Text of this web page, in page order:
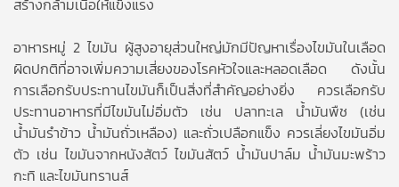
สร้างกล้ามเนื้อให้แข็งแรง
อาหารหมู่ 2 ไขมัน ผู้สูงอายุส่วนใหญ่มักมีปัญหาเรื่องไขมันในเลือด
ผิดปกติที่อาจเพิ่มความเสี่ยงของโรคหัวใจและหลอดเลือด ดังนั้น
การเลือกรับประทานไขมันก็เป็นสิ่งที่สำคัญอย่างยิ่ง ควรเลือกรับ
ประทานอาหารที่มีไขมันไม่อิ่มตัว เช่น ปลาทะเล น้ำมันพืช (เช่น
น้ำมันรำข้าว น้ำมันถั่วเหลือง) และถั่วเปลือกแข็ง ควรเลี่ยงไขมันอิ่ม
ตัว เช่น ไขมันจากหนังสัตว์ ไขมันสัตว์ น้ำมันปาล์ม น้ำมันมะพร้าว
กะทิ และไขมันทรานส์